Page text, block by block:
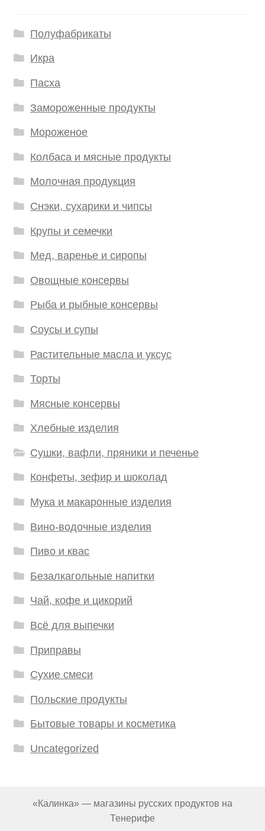
Полуфабрикаты
Икра
Пасха
Замороженные продукты
Мороженое
Колбаса и мясные продукты
Молочная продукция
Снэки, сухарики и чипсы
Крупы и семечки
Мед, варенье и сиропы
Овощные консервы
Рыба и рыбные консервы
Соусы и супы
Растительные масла и уксус
Торты
Мясные консервы
Хлебные изделия
Сушки, вафли, пряники и печенье
Конфеты, зефир и шоколад
Мука и макаронные изделия
Вино-водочные изделия
Пиво и квас
Безалкагольные напитки
Чай, кофе и цикорий
Всё для выпечки
Приправы
Сухие смеси
Польские продукты
Бытовые товары и косметика
Uncategorized
«Калинка» — магазины русских продуктов на
Тенерифе